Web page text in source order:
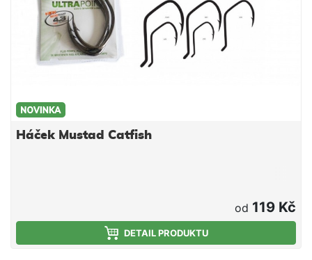
Háček Mustad Catfish
od 119 Kč
DETAIL PRODUKTU